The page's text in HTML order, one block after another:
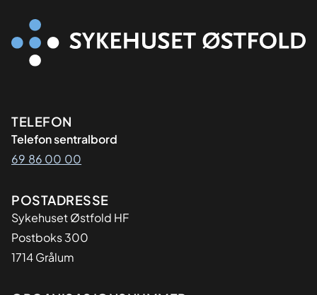
Kontaktinformasjon
TELEFON
Telefon sentralbord
69 86 00 00
Adresse
POSTADRESSE
Sykehuset Østfold HF
Postboks 300
1714 Grålum